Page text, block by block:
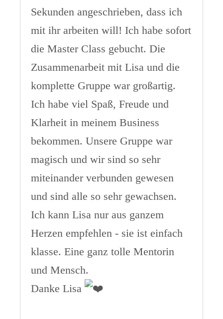
Sekunden angeschrieben, dass ich
mit ihr arbeiten will! Ich habe sofort
die Master Class gebucht. Die
Zusammenarbeit mit Lisa und die
komplette Gruppe war großartig.
Ich habe viel Spaß, Freude und
Klarheit in meinem Business
bekommen. Unsere Gruppe war
magisch und wir sind so sehr
miteinander verbunden gewesen
und sind alle so sehr gewachsen.
Ich kann Lisa nur aus ganzem
Herzen empfehlen - sie ist einfach
klasse. Eine ganz tolle Mentorin
und Mensch.
Danke Lisa